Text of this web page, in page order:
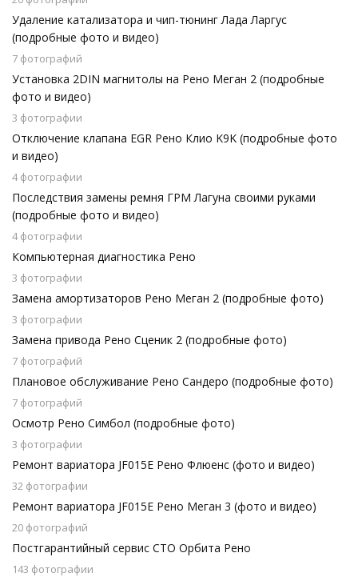
Удаление катализатора и чип-тюнинг Лада Ларгус
(подробные фото и видео)
7 фотографий
Установка 2DIN магнитолы на Рено Меган 2 (подробные
фото и видео)
3 фотографии
Отключение клапана EGR Рено Клио K9K (подробные фото
и видео)
4 фотографии
Последствия замены ремня ГРМ Лагуна своими руками
(подробные фото и видео)
4 фотографии
Компьютерная диагностика Рено
3 фотографии
Замена амортизаторов Рено Меган 2 (подробные фото)
3 фотографии
Замена привода Рено Сценик 2 (подробные фото)
7 фотографий
Плановое обслуживание Рено Сандеро (подробные фото)
7 фотографий
Осмотр Рено Симбол (подробные фото)
3 фотографии
Ремонт вариатора JF015E Рено Флюенс (фото и видео)
32 фотографии
Ремонт вариатора JF015E Рено Меган 3 (фото и видео)
20 фотографий
Постгарантийный сервис СТО Орбита Рено
143 фотографии